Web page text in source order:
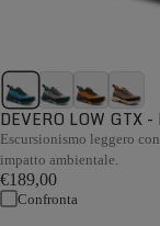
DEVERO LOW GTX -
Escursionismo leggero
impatto ambientale.
€189,00
Confronta